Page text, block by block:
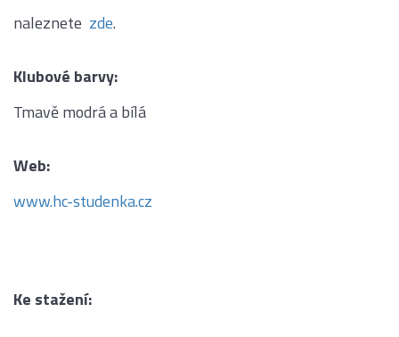
naleznete zde.
Klubové barvy:
Tmavě modrá a bílá
Web:
www.hc-studenka.cz
Ke stažení: